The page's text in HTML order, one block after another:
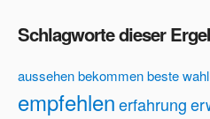
Schlagworte dieser
aussehenbekommenbeste wahl
empfehlenerfahrung